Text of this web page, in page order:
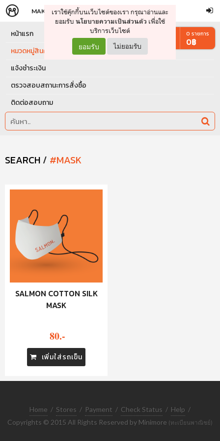
จัดการรถเข็น ดำเนินการต่อ
MAKERS STORE
เราใช้คุ๊กกี้บนเว็บไซต์ของเรา กรุณาอ่านและ
ยอมรับ นโยบายความเป็นส่วนตัว เพื่อใช้
บริการเว็บไซต์
ยอมรับ ไม่ยอมรับ
หน้าแรก
หมวดหมู่สินค้า
แจ้งชำระเงิน
ตรวจสอบสถานะการสั่งซื้อ
ติดต่อสอบถาม
0 รายการ
0฿
SEARCH / #MASK
SALMON COTTON SILK
MASK
80.-
เพิ่มใส่รถเข็น
Home / Stores / Payment / Check Status / Help /
Copyrights © 2015 All Rights Reserved by Minimore (ทะเบียนพาณิชย์)